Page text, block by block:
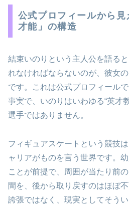
公式プロフィールから
才能」の構造
結束いのりという主人公を語る
れなければならないのが、彼女の
です。これは公式プロフィール
事実で、いのりはいわゆる“英才
選手ではありません。
フィギュアスケートという競技
ャリアがものを言う世界です。
ことが前提で、周囲が当たり前
間を、後から取り戻すのはほぼ
誇張ではなく、現実としてそうい